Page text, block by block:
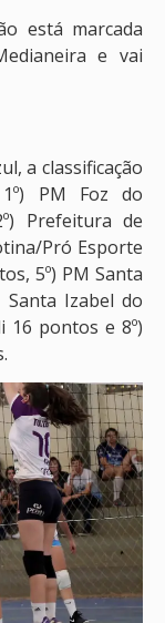
está marcada
e vai
a classificação
PM Foz do
Prefeitura de
Pró Esporte
5º) PM Santa
Izabel do
16 pontos e 8º)